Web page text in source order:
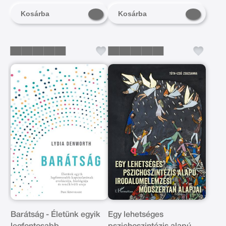
Kosárba Kosárba
Barátság - Életünk egyik
Egy lehetséges